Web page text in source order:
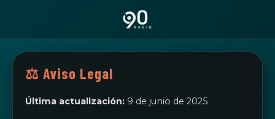
⚖️ Aviso Legal
Última actualización: 9 de junio de 2025